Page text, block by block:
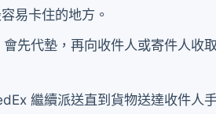
易卡住的地方。
先代墊，再向收件人或寄件人收
繼續派送直到貨物送達收件人